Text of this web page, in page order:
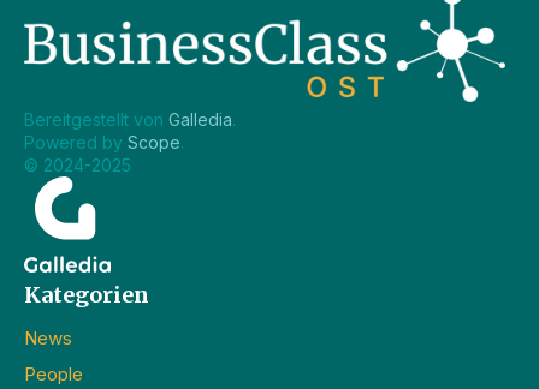
Bereitgestellt von Galledia.
Powered by Scope.
© 2024-2025
Kategorien
News
People